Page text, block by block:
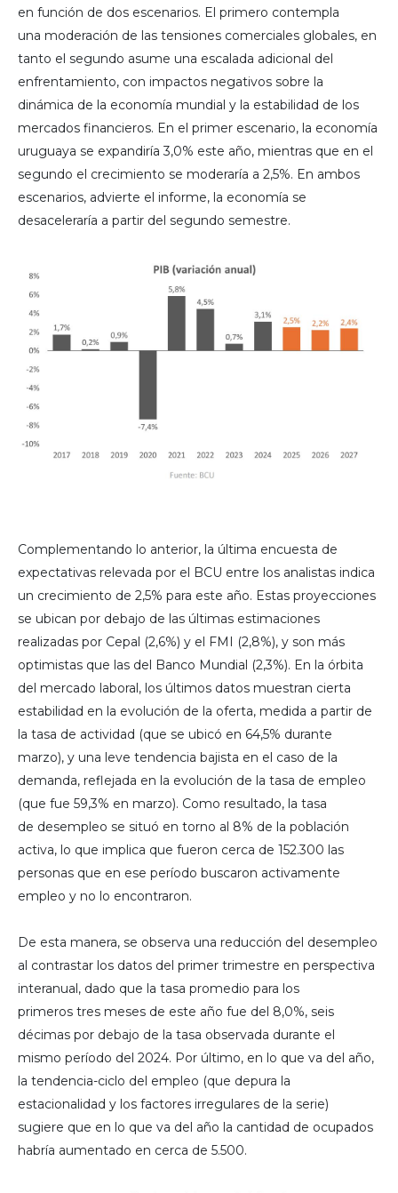
en función de dos escenarios. El primero contempla
una moderación de las tensiones comerciales globales, en
tanto el segundo asume una escalada adicional del
enfrentamiento, con impactos negativos sobre la
dinámica de la economía mundial y la estabilidad de los
mercados financieros. En el primer escenario, la economía
uruguaya se expandiría 3,0% este año, mientras que en el
segundo el crecimiento se moderaría a 2,5%. En ambos
escenarios, advierte el informe, la economía se
desaceleraría a partir del segundo semestre.
Complementando lo anterior, la última encuesta de
expectativas relevada por el BCU entre los analistas indica
un crecimiento de 2,5% para este año. Estas proyecciones
se ubican por debajo de las últimas estimaciones
realizadas por Cepal (2,6%) y el FMI (2,8%), y son más
optimistas que las del Banco Mundial (2,3%). En la órbita
del mercado laboral, los últimos datos muestran cierta
estabilidad en la evolución de la oferta, medida a partir de
la tasa de actividad (que se ubicó en 64,5% durante
marzo), y una leve tendencia bajista en el caso de la
demanda, reflejada en la evolución de la tasa de empleo
(que fue 59,3% en marzo). Como resultado, la tasa
de desempleo se situó en torno al 8% de la población
activa, lo que implica que fueron cerca de 152.300 las
personas que en ese período buscaron activamente
empleo y no lo encontraron.
De esta manera, se observa una reducción del desempleo
al contrastar los datos del primer trimestre en perspectiva
interanual, dado que la tasa promedio para los
primeros tres meses de este año fue del 8,0%, seis
décimas por debajo de la tasa observada durante el
mismo período del 2024. Por último, en lo que va del año,
la tendencia-ciclo del empleo (que depura la
estacionalidad y los factores irregulares de la serie)
sugiere que en lo que va del año la cantidad de ocupados
habría aumentado en cerca de 5.500.